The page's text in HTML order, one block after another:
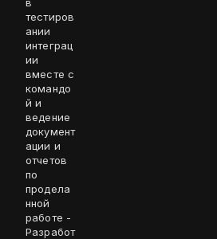
тестиров
ании
интеграц
ии
вместе с
командо
й и
ведение
документ
ации и
отчетов
по
продела
нной
работе -
Разработ